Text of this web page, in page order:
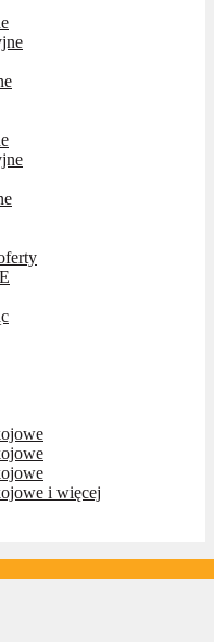
i więcej